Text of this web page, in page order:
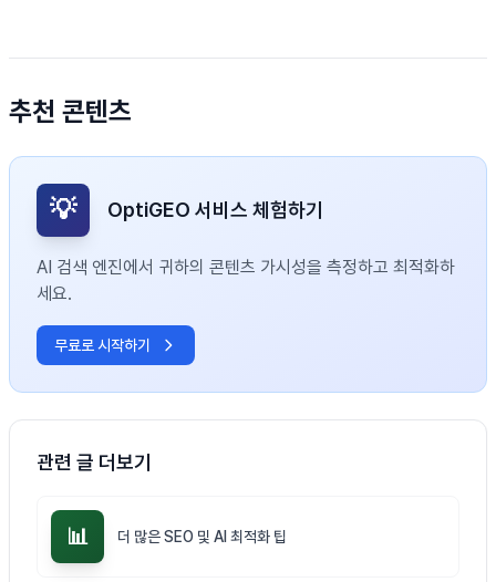
추천 콘텐츠
💡 OptiGEO 서비스 체험하기
AI 검색 엔진에서 귀하의 콘텐츠 가시성을 측정하고 최적화하
세요.
무료로 시작하기
관련 글 더보기
📊 더 많은 SEO 및 AI 최적화 팁